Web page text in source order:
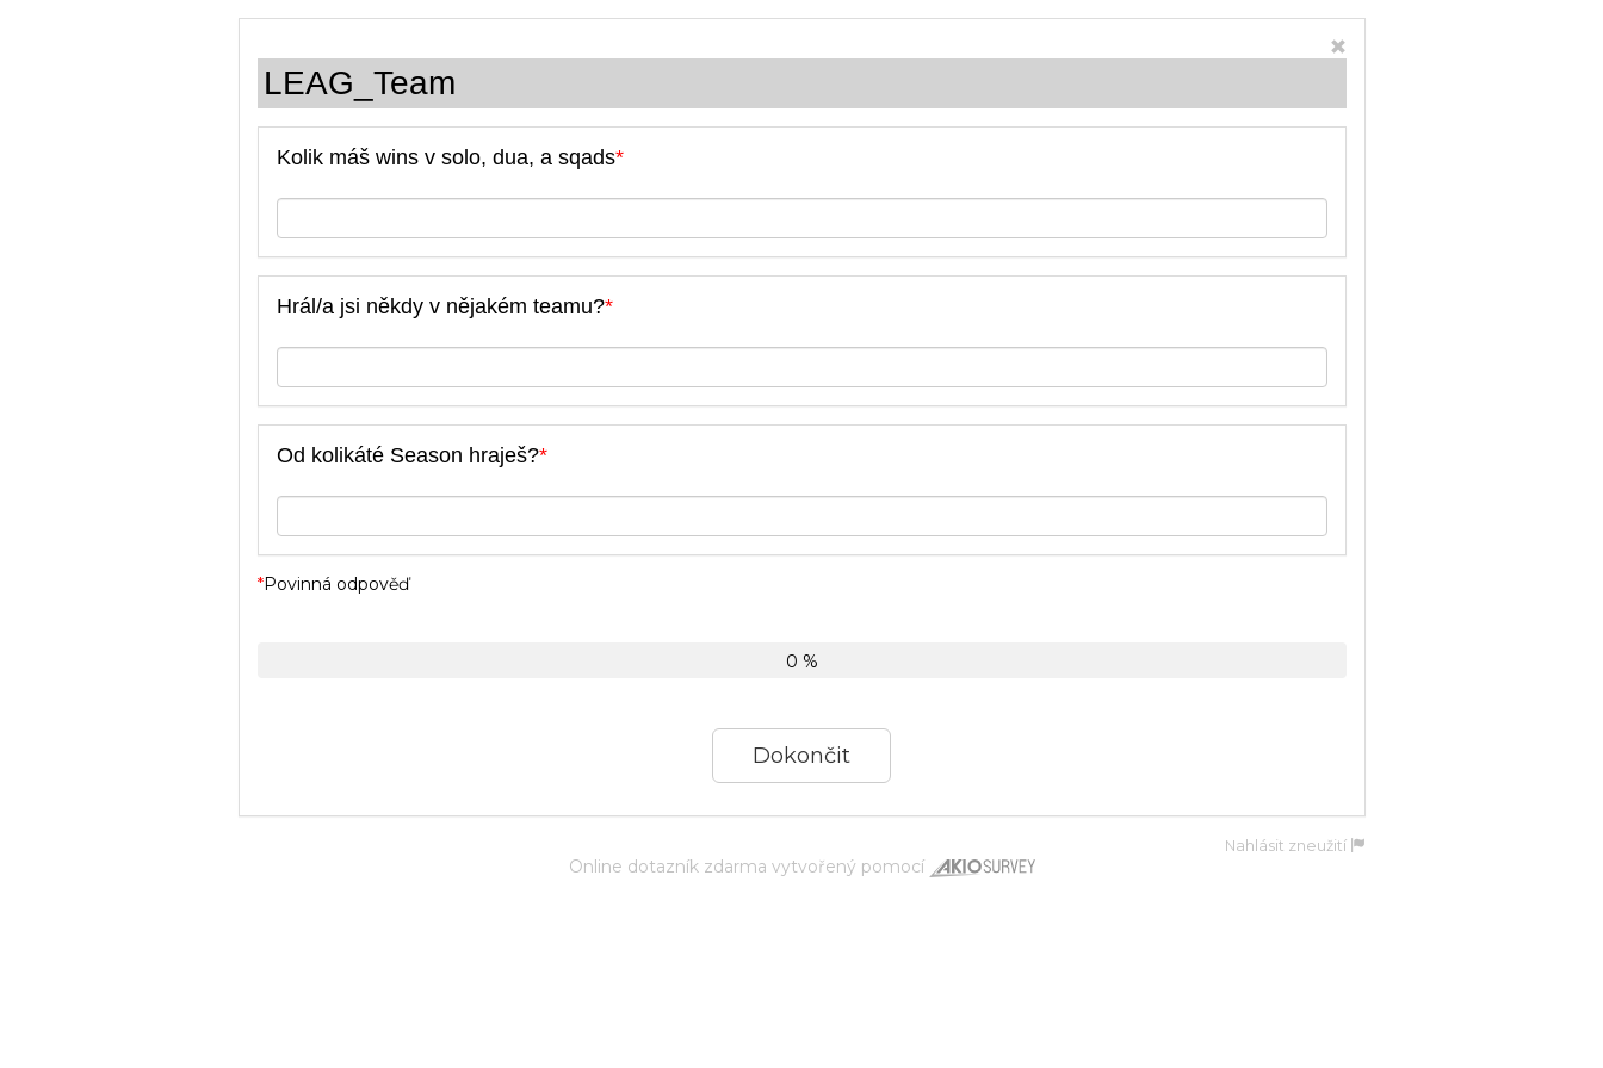
LEAG_Team
Kolik máš wins v solo, dua, a sqads*
Hrál/a jsi někdy v nějakém teamu?*
Od kolikáté Season hraješ?*
*Povinná odpověď
0 %
Nahlásit zneužití
Online dotazník zdarma vytvořený pomocí